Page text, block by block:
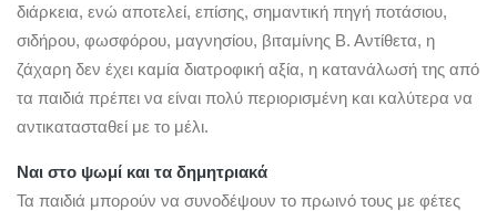
διάρκεια, ενώ αποτελεί, επίσης, σημαντική πηγή ποτάσιου,
σιδήρου, φωσφόρου, μαγνησίου, βιταμίνης Β. Αντίθετα, η
ζάχαρη δεν έχει καμία διατροφική αξία, η κατανάλωσή της από
τα παιδιά πρέπει να είναι πολύ περιορισμένη και καλύτερα να
αντικατασταθεί με το μέλι.
Ναι στο ψωμί και τα δημητριακά
Τα παιδιά μπορούν να συνοδέψουν το πρωινό τους με φέτες